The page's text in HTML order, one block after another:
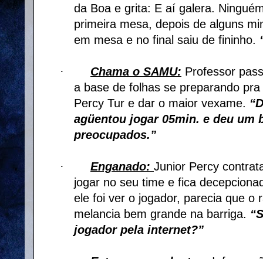
da Boa e grita: E aí galera.
primeira mesa, depois de alguns
em mesa e no final saiu de fininho.
· Chama o SAMU: Professor
a base de folhas se preparando
Percy Tur e dar o maior vexame.
agüentou jogar 05min. e deu um
preocupados.”
· Enganado: Junior Percy
jogar no seu time e fica
ele foi ver o jogador, parecia que o
melancia bem grande na barriga.
jogador pela internet?”